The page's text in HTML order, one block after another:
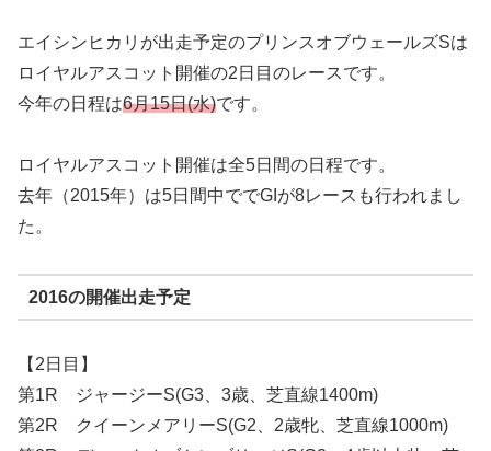
エイシンヒカリが出走予定のプリンスオブウェールズSは
ロイヤルアスコット開催の2日目のレースです。
今年の日程は6月15日(水)です。
ロイヤルアスコット開催は全5日間の日程です。
去年（2015年）は5日間中ででGIが8レースも行われまし
た。
2016の開催出走予定
【2日目】
第1R ジャージーS(G3、3歳、芝直線1400m)
第2R クイーンメアリーS(G2、2歳牝、芝直線1000m)